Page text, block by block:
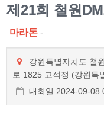
제21회 철원
마라톤 -
강원특별자치도 철
로 1825 고석정 (강원특
대회일 2024-09-08